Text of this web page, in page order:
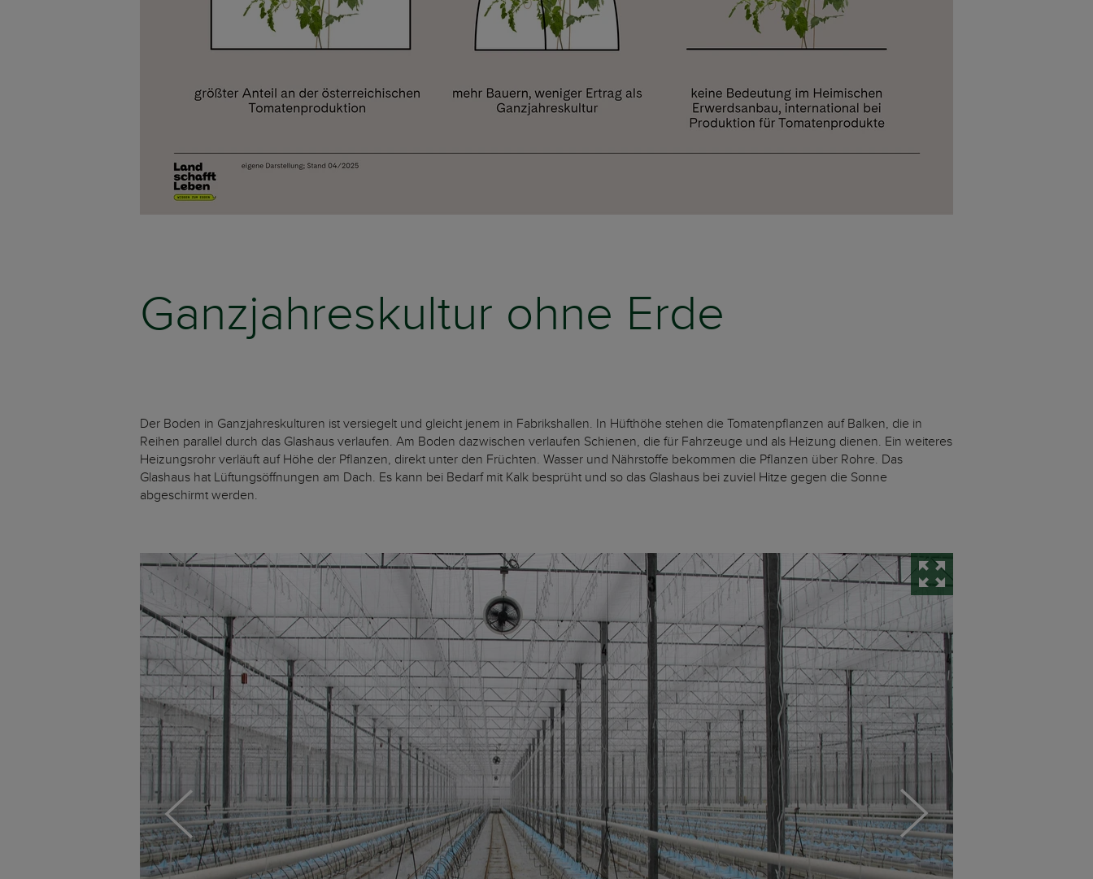
Ganzjahreskultur ohne Erde
Der Boden in Ganzjahreskulturen ist versiegelt und gleicht jenem in Fabrikshallen. In Hüfthöhe stehen die Tomatenpflanzen auf Balken, die in
Reihen parallel durch das Glashaus verlaufen. Am Boden dazwischen verlaufen Schienen, die für Fahrzeuge und als Heizung dienen. Ein weiteres
Heizungsrohr verläuft auf Höhe der Pflanzen, direkt unter den Früchten. Wasser und Nährstoffe bekommen die Pflanzen über Rohre. Das
Glashaus hat Lüftungsöffnungen am Dach. Es kann bei Bedarf mit Kalk besprüht und so das Glashaus bei zuviel Hitze gegen die Sonne
abgeschirmt werden.